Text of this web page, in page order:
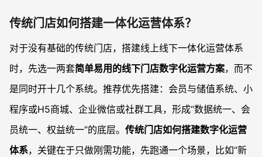
传统门店如何搭建一体化运营体系？
对于没有基础的传统门店，搭建线上线下一体化运营体系
时，先选一两套简单易用的线下门店数字化运营方案，而不
是同时开十几个系统。推荐优先搭建：会员与储值系统、小
程序或H5商城、企业微信或社群工具，形成“数据统一、会
员统一、权益统一”的底层。 传统门店如何搭建数字化运营
体系，关键在于只做刚需功能，先跑通一个场景，比如“新